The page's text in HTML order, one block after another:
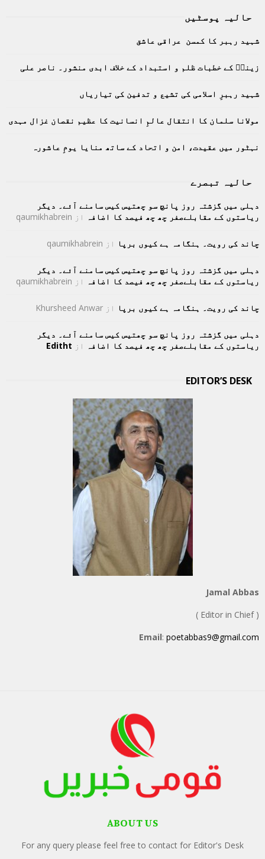
f
r
E
A
R
C
H
حالیہ پوسٹیں
شہید رہبر کا کمسن عراقی عاشق
زینبؑ کے خطبات ظلم و استبداد کے خلاف ابدی منشور۔ ناصر علی
شہید رہبرِ اسلامی کی تشیع و تدفین کی تیاریاں
مولانا سلمان کا انتقال عالمِ انسانیت کا عظیم نقصان غزال مہدی
نہٹور میں عقیدت، امن و اتحاد کے ساتھ منایا یومِ عاشورہ
حالیہ تبصرے
دہلی میں گزشتہ روز پانچ سو چھتیس کیس سامنے آئے۔ دیگر
ریاستوں کے مقابلےصفر چھ چھ فیصد کا اضافہ
از qaumikhabrein
چاند کی رویت۔ ہنگامہ ہے کیوں برپا از qaumikhabrein
دہلی میں گزشتہ روز پانچ سو چھتیس کیس سامنے آئے۔ دیگر
ریاستوں کے مقابلےصفر چھ چھ فیصد کا اضافہ
از qaumikhabrein
چاند کی رویت۔ ہنگامہ ہے کیوں برپا از Khursheed Anwar
دہلی میں گزشتہ روز پانچ سو چھتیس کیس سامنے آئے۔ دیگر
ریاستوں کے مقابلےصفر چھ چھ فیصد کا اضافہ
از Editht
EDITOR’S DESK
Jamal Abbas
( Editor in Chief )
Email: poetabbas9@gmail.com
ABOUT US
For any query please feel free to contact for Editor's Desk